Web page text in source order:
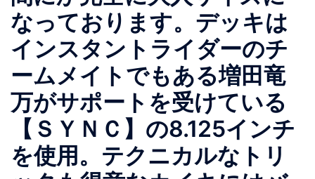
なっております。デッキは
インスタントライダーのチ
ームメイトでもある増田竜
万がサポートを受けている
【ＳＹＮＣ】の8.125インチ
を使用。テクニカルなトリ